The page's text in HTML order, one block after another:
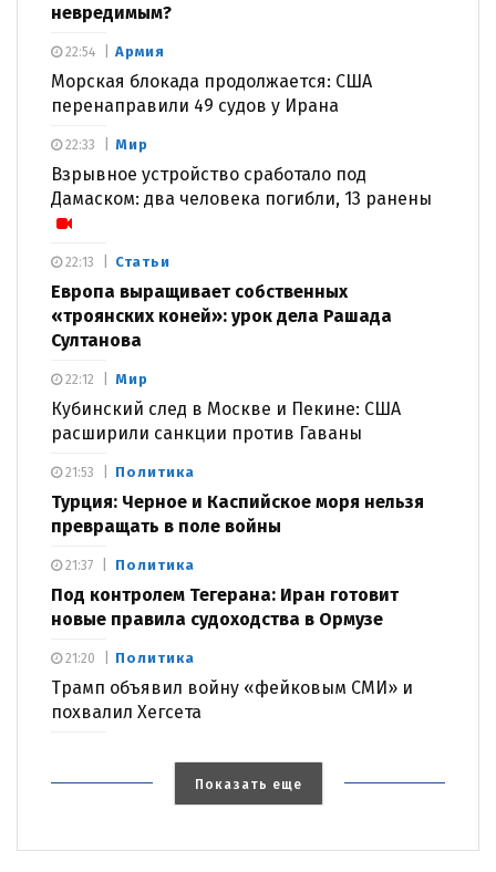
невредимым?
Армия
Морская блокада продолжается: США
перенаправили 49 судов у Ирана
22:54
Мир
Взрывное устройство сработало под
Дамаском: два человека погибли, 13 ранены
22:33
Статьи
Европа выращивает собственных
«троянских коней»: урок дела Рашада
Султанова
22:13
Мир
Кубинский след в Москве и Пекине: США
расширили санкции против Гаваны
22:12
Политика
Турция: Черное и Каспийское моря нельзя
превращать в поле войны
21:53
Политика
Под контролем Тегерана: Иран готовит
новые правила судоходства в Ормузе
21:37
Политика
Трамп объявил войну «фейковым СМИ» и
похвалил Хегсета
21:20
Показать еще